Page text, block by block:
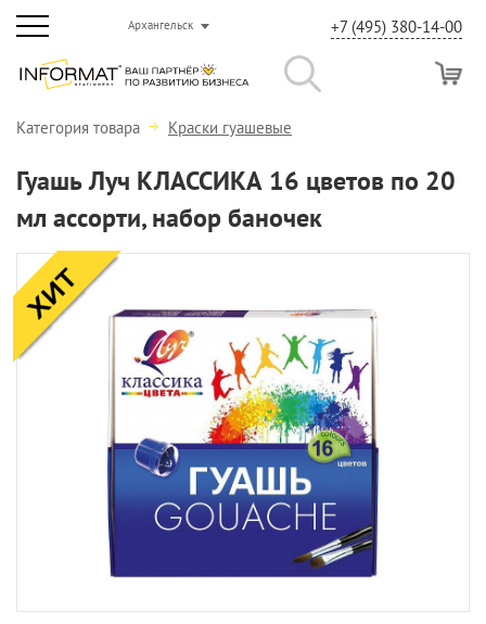
Архангельск +7 (495) 380-14-00
Категория товара Краски гуашевые
Гуашь Луч КЛАССИКА 16 цветов по 20
мл ассорти, набор баночек